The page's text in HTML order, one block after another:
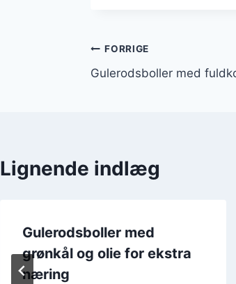
FORRIGE
Gulerodsboller med
Lignende indlæg
Gulerodsboller med
grønkål og olie for ekstra
næring